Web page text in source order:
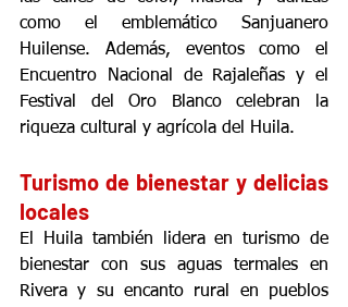
como el emblemático Sanjuanero
Huilense. Además, eventos como el
Encuentro Nacional de Rajaleñas y el
Festival del Oro Blanco celebran la
riqueza cultural y agrícola del Huila.
Turismo de bienestar y delicias
locales
El Huila también lidera en turismo de
bienestar con sus aguas termales en
Rivera y su encanto rural en pueblos